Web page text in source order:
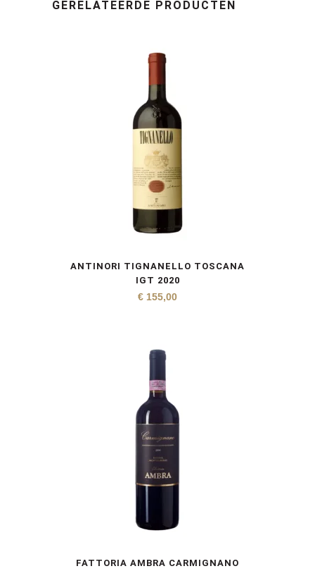
GERELATEERDE PRODUCTEN
ANTINORI TIGNANELLO TOSCANA
IGT 2020
€ 155,00
FATTORIA AMBRA CARMIGNANO